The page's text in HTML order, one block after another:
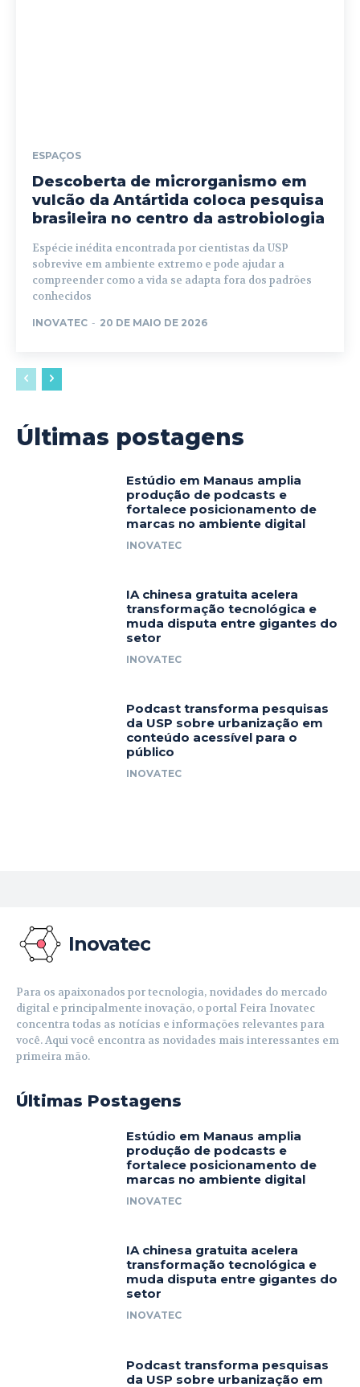
ESPAÇOS
Descoberta de microrganismo em
vulcão da Antártida coloca pesquisa
brasileira no centro da astrobiologia
Espécie inédita encontrada por cientistas da USP
sobrevive em ambiente extremo e pode ajudar a
compreender como a vida se adapta fora dos padrões
conhecidos
INOVATEC - 20 DE MAIO DE 2026
Últimas postagens
Estúdio em Manaus amplia
produção de podcasts e
fortalece posicionamento de
marcas no ambiente digital
INOVATEC
IA chinesa gratuita acelera
transformação tecnológica e
muda disputa entre gigantes do
setor
INOVATEC
Podcast transforma pesquisas
da USP sobre urbanização em
conteúdo acessível para o
público
INOVATEC
Inovatec
Para os apaixonados por tecnologia, novidades do mercado
digital e principalmente inovação, o portal Feira Inovatec
concentra todas as notícias e informações relevantes para
você. Aqui você encontra as novidades mais interessantes em
primeira mão.
Últimas Postagens
Estúdio em Manaus amplia
produção de podcasts e
fortalece posicionamento de
marcas no ambiente digital
INOVATEC
IA chinesa gratuita acelera
transformação tecnológica e
muda disputa entre gigantes do
setor
INOVATEC
Podcast transforma pesquisas
da USP sobre urbanização em